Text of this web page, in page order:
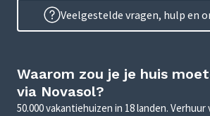
Veelgestelde vragen, hulp en
Waarom zou je je huis
via Novasol?
50.000 vakantiehuizen in 18 landen.